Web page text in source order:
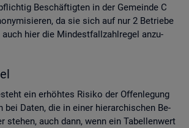
Be­schäf­tig­ten in der Ge­mein­de C
da sie sich auf nur 2 Be­trie­be
hier die Min­dest­fall­zahl­re­gel an­zu­
ein er­höh­tes Ri­si­ko der Of­fen­le­gung
bei Daten, die in einer hier­ar­chi­schen Be­
ste­hen, auch dann, wenn ein Ta­bel­len­wert